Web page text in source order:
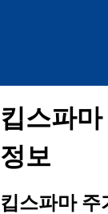
킵스파
정보
킵스파마 주